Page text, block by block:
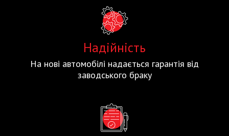
Надійність
На нові автомобілі надається гарантія від
заводського браку